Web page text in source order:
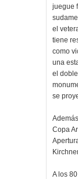
juegue
el
tiene
como
una
el
se
Copa
A los